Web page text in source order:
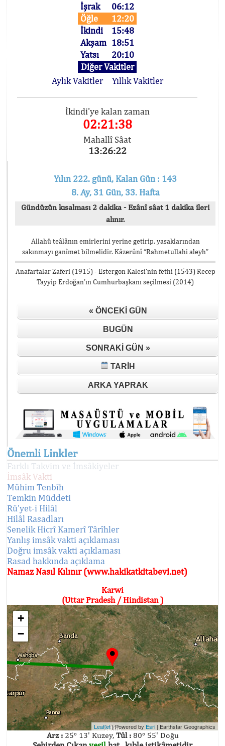
İşrak
06:12
Öğle
12:20
İkindi
15:48
Akşam 18:51
Yatsı
20:10
Diğer Vakitler
Aylık Vakitler
Yıllık Vakitler
İkindi'ye kalan zaman
02:21:38
Mahallî Sâat
13:26:22
Yılın 222. günü, Kalan Gün : 143
8. Ay, 31 Gün, 33. Hafta
Gündüzün kısalması 2 dakika - Ezânî sâat 1 dakika ileri
alınır.
Allahü teâlânın emirlerini yerine getirip, yasaklarından
sakınmayı ganîmet bilmelidir. Kâzerûnî “Rahmetullahi aleyh”
Anafartalar Zaferi (1915) - Estergon Kalesi’nin fethi (1543) Recep
Tayyip Erdoğan’ın Cumhurbaşkanı seçilmesi (2014)
« ÖNCEKI GÜN
BUGÜN
SONRAKI GÜN »
TARIH
ARKA YAPRAK
Önemli Linkler
Farklı Takvim ve İmsâkiyeler
İmsâk Vakti
Mühim Tenbîh
Temkin Müddeti
Rü'yet-i Hilâl
Hilâl Rasadları
Senelik Hicrî Kamerî Târîhler
Yanlış imsâk vakti açıklaması
Doğru imsâk vakti açıklaması
Rasad hakkında açıklama
Namaz Nasıl Kılınır (www.hakikatkitabevi.net)
Karwi
(Uttar Pradesh / Hindistan )
+
−
Leaflet| Powered by Esri | Earthstar Geographics
Arz :25° 13' Kuzey, Tûl :80° 55' Doğu